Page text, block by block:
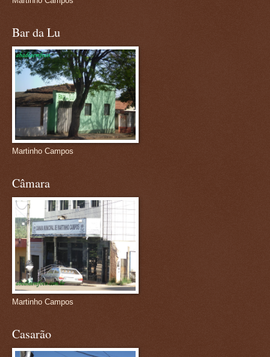
Bar da Lu
Martinho Campos
Câmara
Martinho Campos
Casarão